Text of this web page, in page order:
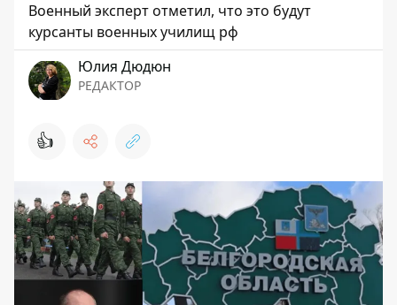
Военный эксперт отметил, что это будут
курсанты военных училищ рф
Юлия Дюдюн
РЕДАКТОР
👍